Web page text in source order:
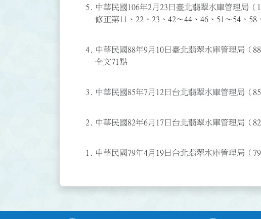
5.
中華民國106年2月23日臺北翡翠水庫管理局（
修正第11、22、23、42～44、46、51～54、
4.
中華民國88年9月10日臺北翡翠水庫管理局（
全文71點
3. 中華民國85年7月12日台北翡翠水庫管理局（
2. 中華民國82年6月17日台北翡翠水庫管理局（
1. 中華民國79年4月19日台北翡翠水庫管理局（